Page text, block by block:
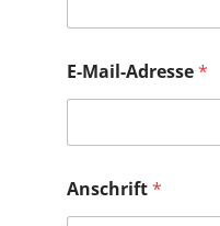
a
l
r
s
s
E-Mail-Adresse*
Anschrift*